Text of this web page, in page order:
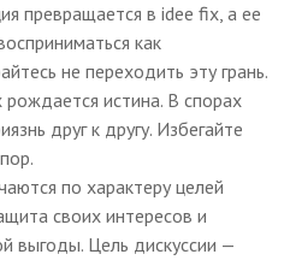
превращается в idee fix, а ее
как
не переходить эту грань.
рождается истина. В спорах
друг к другу. Избегайте
по характеру целей
своих интересов и
выгоды. Цель дискуссии —